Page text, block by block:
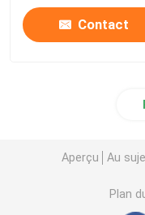
Contact
Aperçu Au
Plan